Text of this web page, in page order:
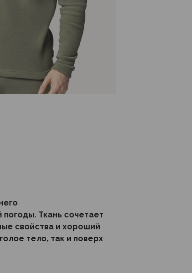
Ткань сочетает
свойства и хороший
тело, так и поверх